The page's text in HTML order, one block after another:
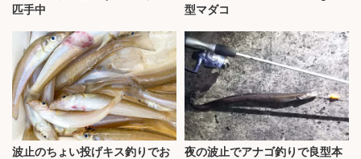
匹手中
型マダコ
波止のちょい投げキス釣りでお
夜の波止でアナゴ釣りで良型本